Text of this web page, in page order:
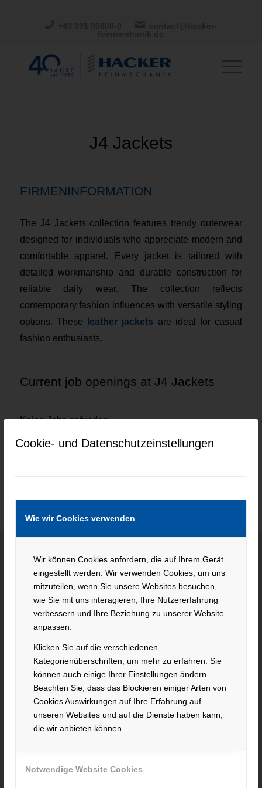
Cookie- und Datenschutzeinstellungen
Wie wir Cookies verwenden
Wir können Cookies anfordern, die auf Ihrem Gerät
eingestellt werden. Wir verwenden Cookies, um uns
mitzuteilen, wenn Sie unsere Websites besuchen,
wie Sie mit uns interagieren, Ihre Nutzererfahrung
verbessern und Ihre Beziehung zu unserer Website
anpassen.
Klicken Sie auf die verschiedenen
Kategorienüberschriften, um mehr zu erfahren. Sie
können auch einige Ihrer Einstellungen ändern.
Beachten Sie, dass das Blockieren einiger Arten von
Cookies Auswirkungen auf Ihre Erfahrung auf
unseren Websites und auf die Dienste haben kann,
die wir anbieten können.
Notwendige Website Cookies
J4 Jackets
FIRMENINFORMATION
The J4 Jackets collection features trendy outerwear
designed for individuals who appreciate modern and
comfortable apparel. Every jacket is tailored with
detailed workmanship and durable construction for
reliable daily wear. The collection reflects
contemporary fashion influences with versatile styling
options. These leather jackets are ideal for casual
fashion enthusiasts.
Current job openings at J4 Jackets
Keine Jobs gefunden.
KONTAKT
Hacker Feinmechanik GmbH
Im Polder 2 / Neuhausen
94560 Offenberg
Tel. +49 991 99800 – 0
Fax. +49 991 91564
contact@hacker-feinmechanik.de
Ihr Weg zu uns
» Cookie-Einstellungen